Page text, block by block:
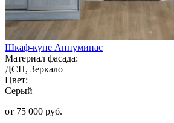
Шкаф-купе Аннуминас
Материал фасада:
ДСП, Зеркало
Цвет:
Серый
от 75 000 руб.